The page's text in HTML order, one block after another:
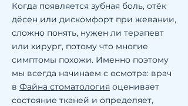
Когда появляется зубная боль, отёк
дёсен или дискомфорт при жевании,
сложно понять, нужен ли терапевт
или хирург, потому что многие
симптомы похожи. Именно поэтому
мы всегда начинаем с осмотра: врач
в Файна стоматология оценивает
состояние тканей и определяет,